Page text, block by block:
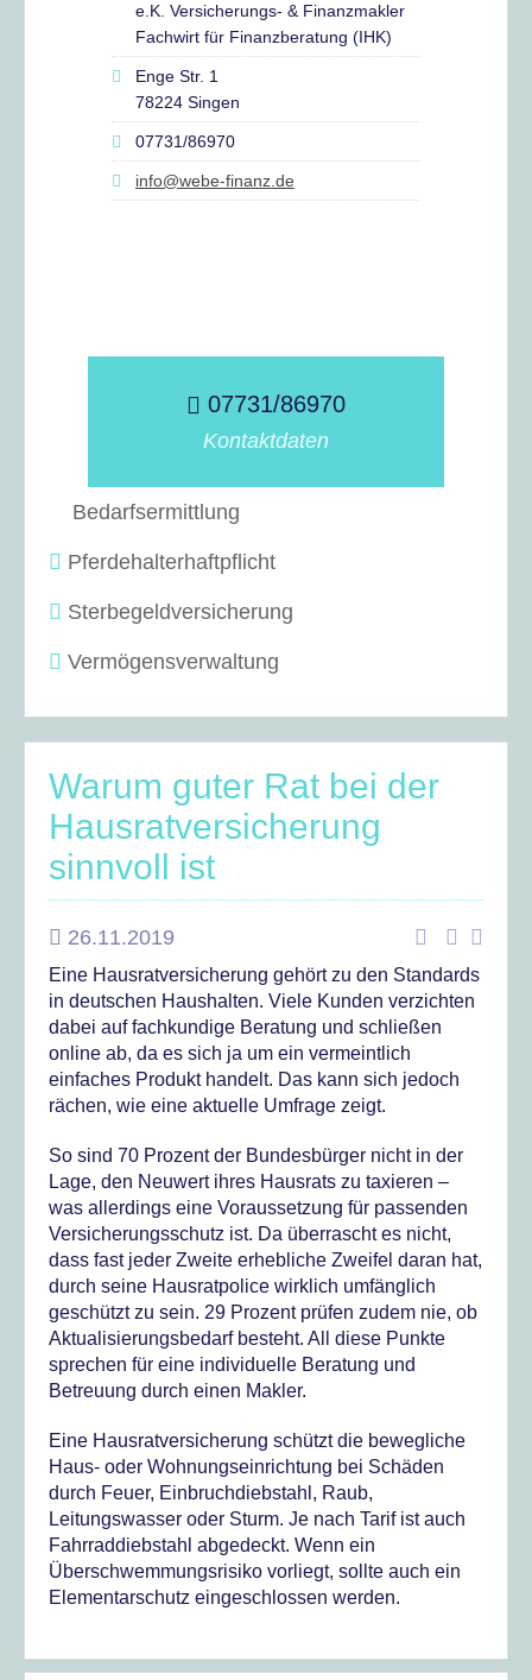
e.K. Versicherungs- & Finanzmakler
Fachwirt für Finanzberatung (IHK)
Enge Str. 1
78224 Singen
07731/86970
info@webe-finanz.de
07731/86970
Kontaktdaten
Bedarfsermittlung
Pferdehalterhaftpflicht
Sterbegeldversicherung
Vermögensverwaltung
Warum guter Rat bei der
Hausratversicherung
sinnvoll ist
26.11.2019
Eine Hausratversicherung gehört zu den Standards
in deutschen Haushalten. Viele Kunden verzichten
dabei auf fachkundige Beratung und schließen
online ab, da es sich ja um ein vermeintlich
einfaches Produkt handelt. Das kann sich jedoch
rächen, wie eine aktuelle Umfrage zeigt.
So sind 70 Prozent der Bundesbürger nicht in der
Lage, den Neuwert ihres Hausrats zu taxieren –
was allerdings eine Voraussetzung für passenden
Versicherungsschutz ist. Da überrascht es nicht,
dass fast jeder Zweite erhebliche Zweifel daran hat,
durch seine Hausratpolice wirklich umfänglich
geschützt zu sein. 29 Prozent prüfen zudem nie, ob
Aktualisierungsbedarf besteht. All diese Punkte
sprechen für eine individuelle Beratung und
Betreuung durch einen Makler.
Eine Hausratversicherung schützt die bewegliche
Haus- oder Wohnungseinrichtung bei Schäden
durch Feuer, Einbruchdiebstahl, Raub,
Leitungswasser oder Sturm. Je nach Tarif ist auch
Fahrraddiebstahl abgedeckt. Wenn ein
Überschwemmungsrisiko vorliegt, sollte auch ein
Elementarschutz eingeschlossen werden.